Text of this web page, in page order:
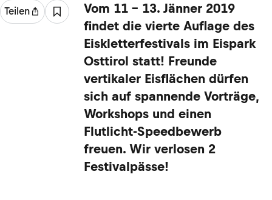
Teilen
Vom 11 - 13. Jänner 2019
findet die vierte Auflage des
Eiskletterfestivals im Eispark
Osttirol statt! Freunde
vertikaler Eisflächen dürfen
sich auf spannende Vorträge,
Workshops und einen
Flutlicht-Speedbewerb
freuen. Wir verlosen 2
Festivalpässe!